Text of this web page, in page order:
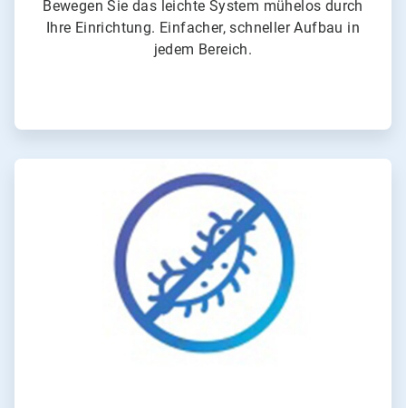
Bewegen Sie das leichte System mühelos durch
Ihre Einrichtung. Einfacher, schneller Aufbau in
jedem Bereich.
2
4